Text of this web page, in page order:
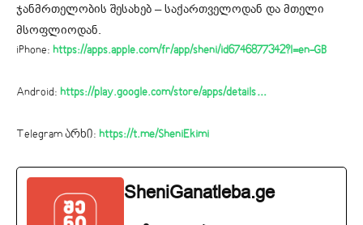
ჯანმრთელობის შესახებ – საქართველოდან და მთელი
მსოფლიოდან.
iPhone: https://apps.apple.com/fr/app/sheni/id6746877342?l=en-GB
Android: https://play.google.com/store/apps/details…
Telegram არხი: https://t.me/SheniEkimi
SheniGanatleba.ge